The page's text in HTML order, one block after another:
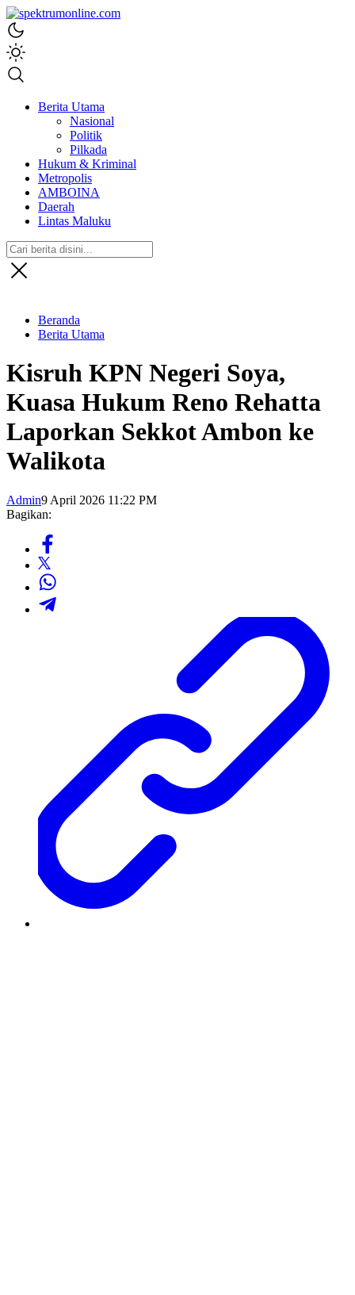
spektrumonline.com
Berita Utama
Nasional
Politik
Pilkada
Hukum & Kriminal
Metropolis
AMBOINA
Daerah
Lintas Maluku
Beranda
Berita Utama
Kisruh KPN Negeri Soya,
Kuasa Hukum Reno Rehatta
Laporkan Sekkot Ambon ke
Walikota
Admin9 April 2026 11:22 PM
Bagikan: